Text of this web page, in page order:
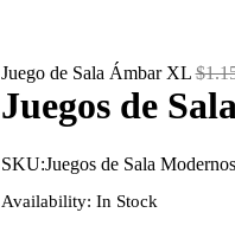
Juego de Sala Ámbar XL $
Juegos de
SKU:Juegos de Sala
Availability: In Stock